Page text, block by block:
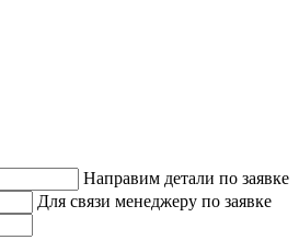
Направим детали по заявке
Для связи менеджеру по заявке